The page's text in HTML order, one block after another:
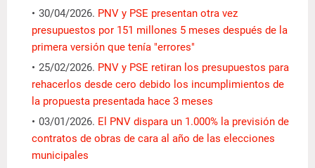
30/04/2026. PNV y PSE presentan otra vez
presupuestos por 151 millones 5 meses después de la
primera versión que tenía "errores"
25/02/2026. PNV y PSE retiran los presupuestos para
rehacerlos desde cero debido los incumplimientos de
la propuesta presentada hace 3 meses
03/01/2026. El PNV dispara un 1.000% la previsión de
contratos de obras de cara al año de las elecciones
municipales